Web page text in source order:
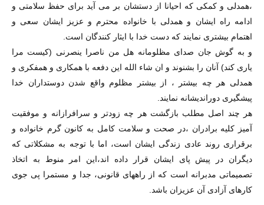
،همدلی و کمکی که احیانا از دستشان بر می آید برای حفظ سلامتی و
ادامه راه ایشان و همدلی با خانواده محترم و عزیز ایشان سعی و
اهتمام بیشتری نمایند که دست خدا با ایثار کنندگان است.
و به گوش جان صدای مظلومانه هل من ناصرا ینصرنی (کیست مرا
یاری کند) آنان را بشنوند و ان شاء الله این دفعه با همکاری و همفکری و
همدلی هر چه بیشتر ، از بیشتر مظلوم واقع شدن دوستداران خدا
پیشگیری دوراندیشانه نمایند.
هر چند اصل مطلب بازگشت هر چه زودتر و سرافرازانه و موفقیت
آمیز کلیه برادران ،در صحت و سلامت کامل به کانون گرم خانواده و
برقراری روند عادی زندگی ایشان است، اما با توجه به مشکلاتی که
دیگران در پیش پای ایشان قرار داده اند،این امر منوط به اتخاذ
تصمیماتی مدبرانه است که از راههای قانونی، جدا و مستمرا پی جوی
کارهای آزادی آن عزیزان باشد.